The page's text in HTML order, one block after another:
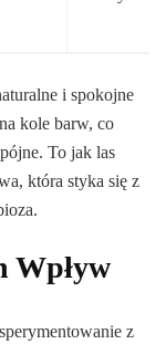
i spokojne
kole barw, co
To jak las
która styka się z
Wpływ
z